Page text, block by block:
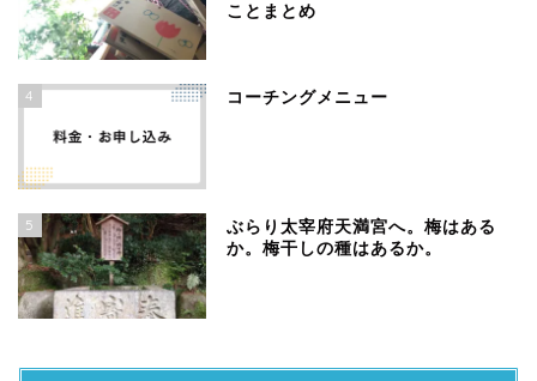
ことまとめ
4 コーチングメニュー
5
ぶらり太宰府天満宮へ。梅はある
か。梅干しの種はあるか。